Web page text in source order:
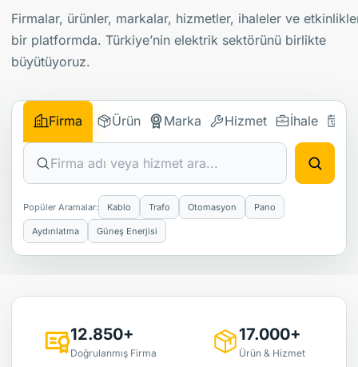
Firmalar, ürünler, markalar, hizmetler, ihaleler ve
bir platformda. Türkiye’nin elektrik sektörünü birlikte
büyütüyoruz.
Firma Ürün Marka Hizmet İhale
Popüler Aramalar: Kablo Trafo Otomasyon Pano
Aydınlatma Güneş Enerjisi
12.850+
Doğrulanmış Firma
17.000+
Ürün & Hizmet